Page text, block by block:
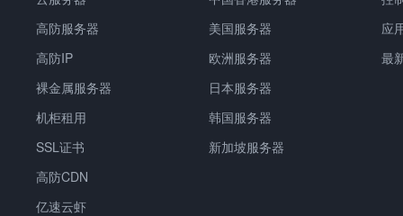
高防服务器
高防IP
裸金属服务器
机柜租用
SSL证书
高防CDN
亿速云虾
美国服务器
欧洲服务器
日本服务器
韩国服务器
新加坡服务器
应
最